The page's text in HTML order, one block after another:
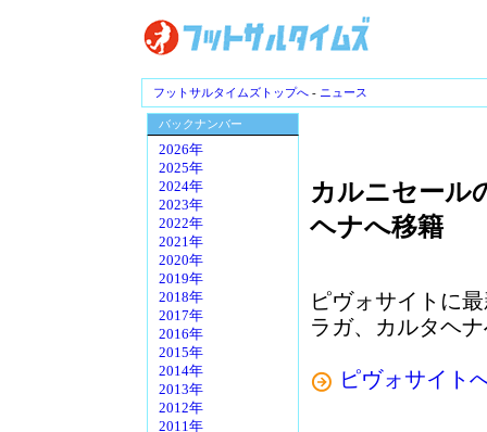
フットサルタイムズトップへ - ニュース
バックナンバー
2026年
2025年
2024年
2023年
2022年
2021年
2020年
2019年
2018年
2017年
2016年
2015年
2014年
2013年
2012年
2011年
カルニセール
ヘナへ移籍
ピヴォサイトに
ラガ、カルタヘ
ピヴォサイト